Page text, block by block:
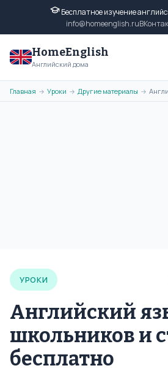
Бесплатное изучение
info@homeenglish.ru
HomeEnglish
Английский дома
Главная → Уроки → Другие материалы →
УРОКИ
Английский
школьников и
бесплатно